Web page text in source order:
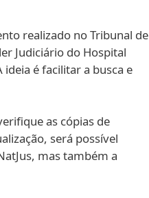
realizado no Tribunal de
Judiciário do Hospital
é facilitar a busca e
as cópias de
será possível
mas também a